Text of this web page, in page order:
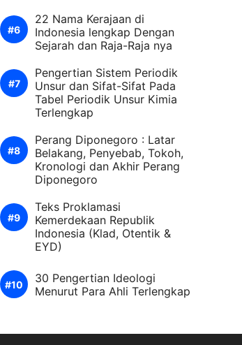
22 Nama Kerajaan di
Indonesia lengkap Dengan
Sejarah dan Raja-Raja nya
Pengertian Sistem Periodik
Unsur dan Sifat-Sifat Pada
Tabel Periodik Unsur Kimia
Terlengkap
Perang Diponegoro : Latar
Belakang, Penyebab, Tokoh,
Kronologi dan Akhir Perang
Diponegoro
Teks Proklamasi
Kemerdekaan Republik
Indonesia (Klad, Otentik &
EYD)
30 Pengertian Ideologi
Menurut Para Ahli Terlengkap